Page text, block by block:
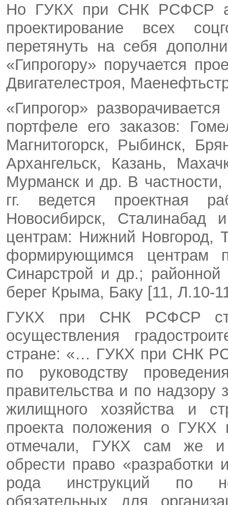
Но ГУКХ при СНК РСФСР
проектирование всех
перетянуть на себя
«Гипрогору» поручается
Двигателестроя,
«Гипрогор»
портфеле его заказов:
Магнитогорск, Рыбинск,
Архангельск, Казань,
Мурманск и др. В частности,
гг. ведется проектная
Новосибирск,
центрам: Нижний Новгород,
формирующимся центрам
Синарстрой и др.;
берег Крыма, Баку [11, Л.10-
ГУКХ при СНК РСФСР
осуществления
стране: «… ГУКХ при СНК
по руководству
правительства и по надзору
жилищного хозяйства и
проекта положения о
отмечали, ГУКХ сам же и
обрести право
рода инструкций по
обязательных для